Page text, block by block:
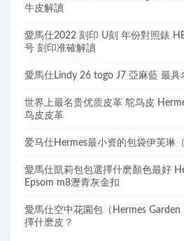
牛皮解讀
愛馬仕2022 刻印 U刻 年份對照錶
号 刻印准確解讀
愛馬仕Lindy 26 togo J7 亞麻藍 最具
世界上最名贵优质皮革 鸵鸟皮
鸟皮皮革
爱马仕Hermes最小资的包袋伊芙琳
愛馬仕凱莉包包選擇什麽顏色最好
Epsom m8瀝青灰金扣
愛馬仕空中花園包（Hermes Garden
擇什麽皮？